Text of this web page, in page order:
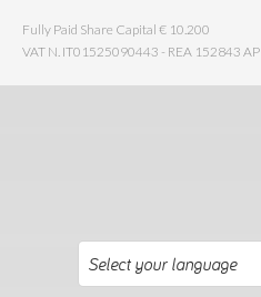
Fully Paid Share Capital € 10.200
VAT N. IT01525090443 - REA 152843 AP